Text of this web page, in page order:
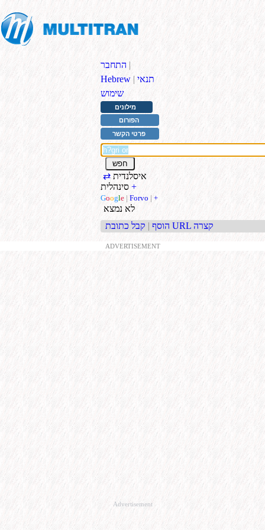
התחבר |
Hebrew | תנאי
שימוש
מילונים
הפורום
פרטי הקשר
איסלנדית ⇄
+
Google | Forvo | +
לא נמצא
הוסף | קבל כתובת URL קצרה
ADVERTISEMENT
Advertisement